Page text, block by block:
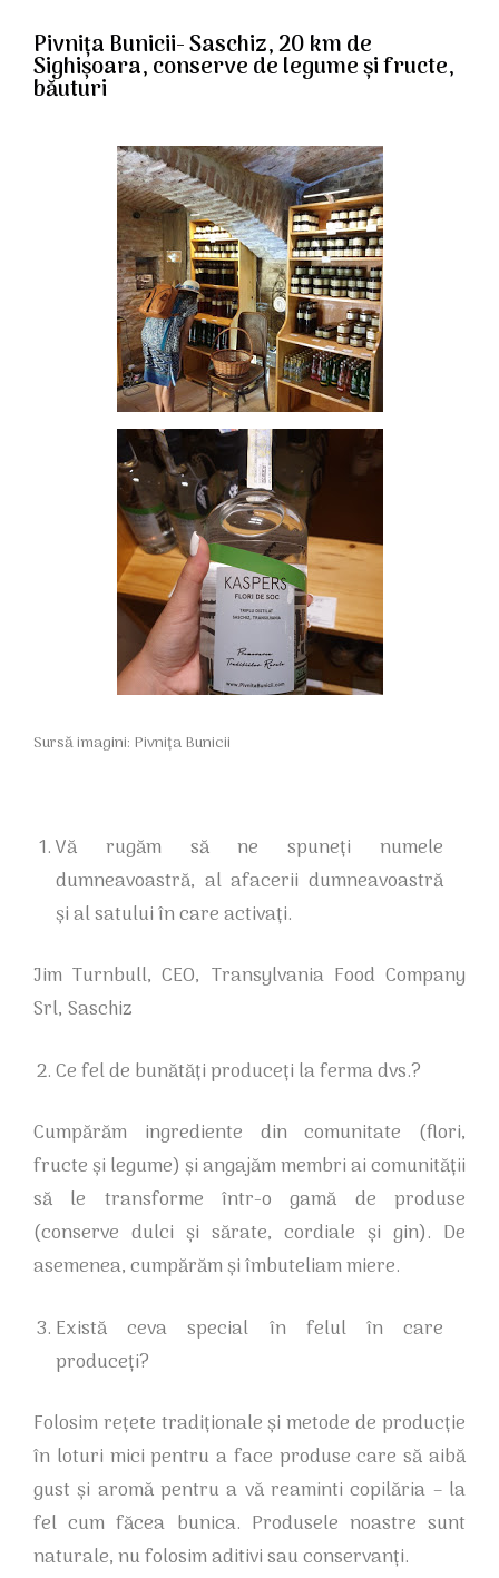
Pivnița Bunicii- Saschiz, 20 km de
Sighișoara, conserve de legume și fructe,
băuturi
Sursă imagini: Pivnița Bunicii
Vă rugăm să ne spuneți numele
dumneavoastră, al afacerii dumneavoastră
și al satului în care activați.
Jim Turnbull, CEO, Transylvania Food Company
Srl, Saschiz
Ce fel de bunătăți produceți la ferma dvs.?
Cumpărăm ingrediente din comunitate (flori,
fructe și legume) și angajăm membri ai comunității
să le transforme într-o gamă de produse
(conserve dulci și sărate, cordiale și gin). De
asemenea, cumpărăm și îmbuteliam miere.
Există ceva special în felul în care
produceți?
Folosim rețete tradiționale și metode de producție
în loturi mici pentru a face produse care să aibă
gust și aromă pentru a vă reaminti copilăria – la
fel cum făcea bunica. Produsele noastre sunt
naturale, nu folosim aditivi sau conservanți.